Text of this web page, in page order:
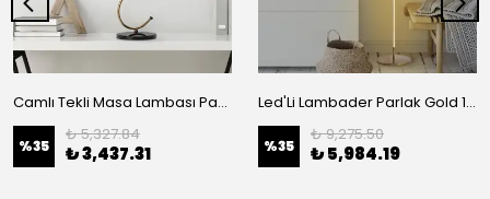
Camlı Tekli Masa Lambası Parlak Gold 13040
%35
₺ 5,327.84
₺ 3,437.31
Led'Li Lambader Parlak Gold 13318
%35
₺ 9,275.50
₺ 5,984.19